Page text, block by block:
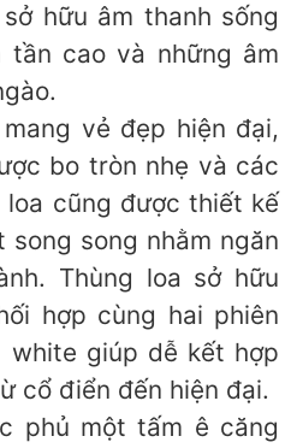
hữu âm thanh sống
cao và những âm
vẻ đẹp hiện đại,
bo tròn nhẹ và các
cũng được thiết kế
song nhằm ngăn
Thùng loa sở hữu
hợp cùng hai phiên
white giúp dễ kết hợp
cổ điển đến hiện đại.
phủ một tấm ê căng